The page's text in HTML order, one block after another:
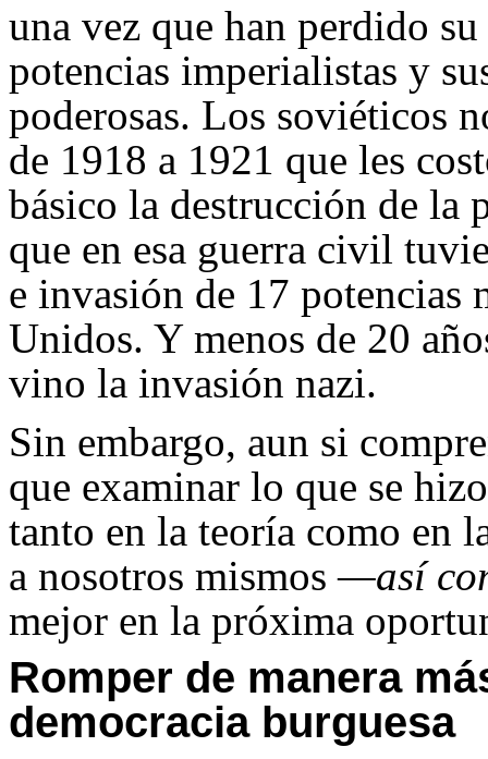
una vez que han perdido
potencias imperialistas y
poderosas. Los soviéticos
de 1918 a 1921 que les
básico la destrucción de la
que en esa guerra civil
e invasión de 17 potencias
Unidos. Y menos de 20
vino la invasión nazi.
Sin embargo, aun si
que examinar lo que se
tanto en la teoría como en
a nosotros mismos—así
mejor en la próxima
Romper de manera
democracia burguesa